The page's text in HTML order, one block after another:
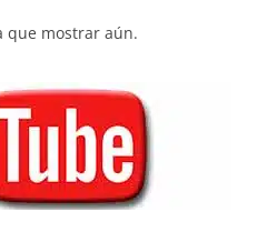
que mostrar aún.